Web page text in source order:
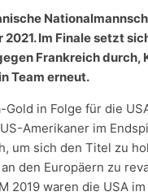
Im Finale setzt
Frankreich durch,
Team erneut.
in Folge für die
Amerikaner im
um sich den Titel zu
den Europäern zu
2019 waren die USA im